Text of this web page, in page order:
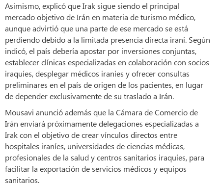
Asimismo, explicó que Irak sigue siendo el principal
mercado objetivo de Irán en materia de turismo médico,
aunque advirtió que una parte de ese mercado se está
perdiendo debido a la limitada presencia directa iraní. Según
indicó, el país debería apostar por inversiones conjuntas,
establecer clínicas especializadas en colaboración con socios
iraquíes, desplegar médicos iraníes y ofrecer consultas
preliminares en el país de origen de los pacientes, en lugar
de depender exclusivamente de su traslado a Irán.
Mousavi anunció además que la Cámara de Comercio de
Irán enviará próximamente delegaciones especializadas a
Irak con el objetivo de crear vínculos directos entre
hospitales iraníes, universidades de ciencias médicas,
profesionales de la salud y centros sanitarios iraquíes, para
facilitar la exportación de servicios médicos y equipos
sanitarios.